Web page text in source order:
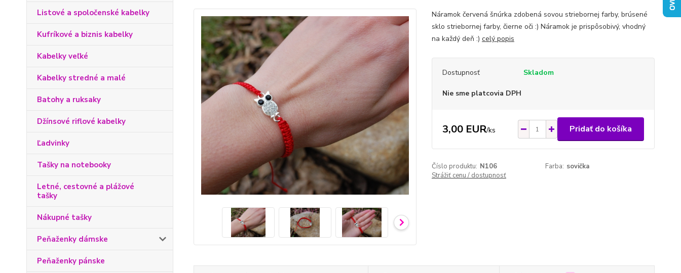
Listové a spoločenské kabelky
Kufríkové a biznis kabelky
Kabelky veľké
Kabelky stredné a malé
Batohy a ruksaky
Džínsové riflové kabelky
Ľadvinky
Tašky na notebooky
Letné, cestovné a plážové
tašky
Nákupné tašky
Peňaženky dámske
Peňaženky pánske
Náramok červená šnúrka zdobená sovou striebornej farby, brúsené
sklo striebornej farby, čierne oči :) Náramok je prispôsobivý, vhodný
na každý deň :) celý popis
Dostupnosť Skladom
Nie sme platcovia DPH
3,00 EUR/ks Pridať do košíka
Číslo produktu: N106 Farba: sovička
Strážiť cenu / dostupnosť